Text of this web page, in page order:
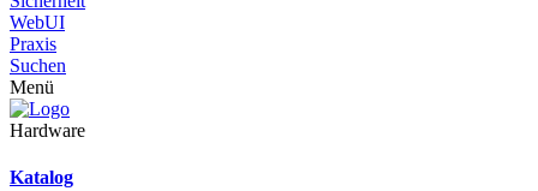
WebUI
Praxis
Suchen
Menü
Hardware
Katalog